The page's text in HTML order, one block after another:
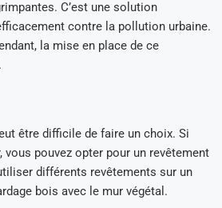
C’est une solution
contre la pollution urbaine.
la mise en place de ce
être difficile de faire un choix. Si
pouvez opter pour un revêtement
différents revêtements sur un
bois avec le mur végétal.